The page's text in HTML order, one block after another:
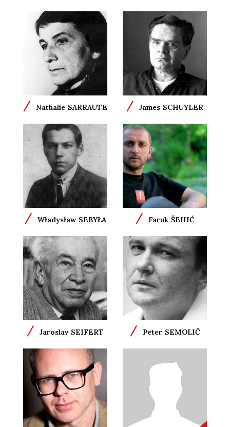
/ Nathalie SARRAUTE / James SCHUYLER
/ Władysław SEBYŁA / Faruk ŠEHIĆ
/ Jaroslav SEIFERT / Peter SEMOLIČ